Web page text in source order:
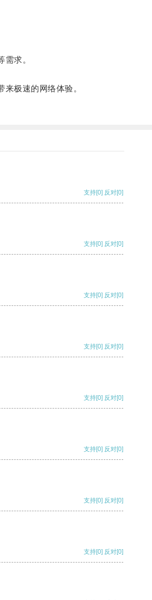
求。
极速的网络体验。
支持[0] 反对[0]
支持[0] 反对[0]
支持[0] 反对[0]
支持[0] 反对[0]
支持[0] 反对[0]
支持[0] 反对[0]
支持[0] 反对[0]
支持[0] 反对[0]